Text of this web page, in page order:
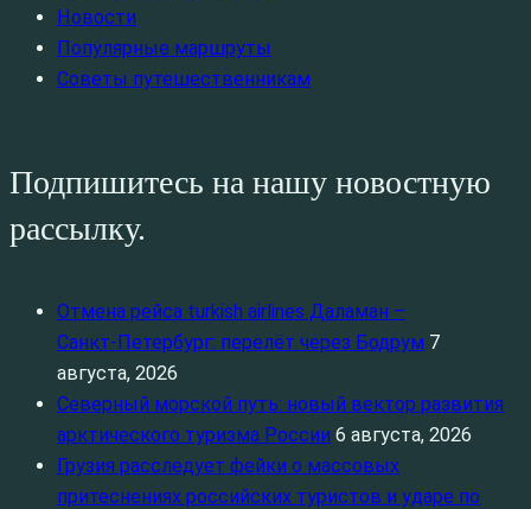
Новости
Популярные маршруты
Советы путешественникам
Подпишитесь на нашу новостную
рассылку.
Отмена рейса turkish airlines Даламан –
Санкт‑Петербург: перелёт через Бодрум 7
августа, 2026
Северный морской путь: новый вектор развития
арктического туризма России 6 августа, 2026
Грузия расследует фейки о массовых
притеснениях российских туристов и ударе по